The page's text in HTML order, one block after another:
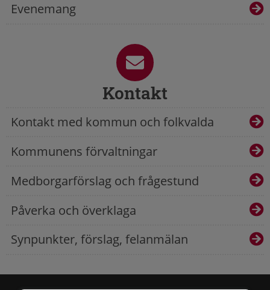
Evenemang
Kontakt
Kontakt med kommun och folkvalda
Kommunens förvaltningar
Medborgarförslag och frågestund
Påverka och överklaga
Synpunkter, förslag, felanmälan